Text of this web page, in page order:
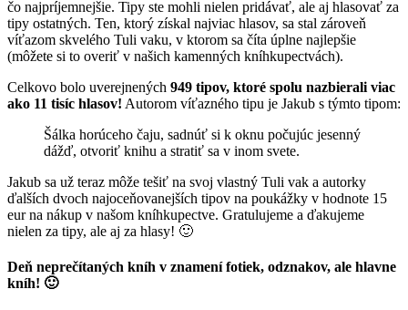
čo najpríjemnejšie. Tipy ste mohli nielen pridávať, ale aj hlasovať za
tipy ostatných. Ten, ktorý získal najviac hlasov, sa stal zároveň
víťazom skvelého Tuli vaku, v ktorom sa číta úplne najlepšie
(môžete si to overiť v našich kamenných kníhkupectvách).
Celkovo bolo uverejnených 949 tipov, ktoré spolu nazbierali viac
ako 11 tisíc hlasov! Autorom víťazného tipu je Jakub s týmto tipom:
Šálka horúceho čaju, sadnúť si k oknu počujúc jesenný
dážď, otvoriť knihu a stratiť sa v inom svete.
Jakub sa už teraz môže tešiť na svoj vlastný Tuli vak a autorky
ďalších dvoch najoceňovanejších tipov na poukážky v hodnote 15
eur na nákup v našom kníhkupectve. Gratulujeme a ďakujeme
nielen za tipy, ale aj za hlasy! 🙂
Deň neprečítaných kníh v znamení fotiek, odznakov, ale hlavne
kníh! 🙂